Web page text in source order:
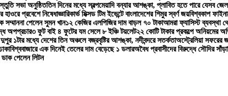
সভা অনুষ্ঠিততিন দিনের মধ্যে স্বল্পমেয়াদি বন্যার আশঙ্কা, প্লাবিত হতে পারে যেসব
হাওরে প্রবেশে নিষেধাজ্ঞারিকার্ভ মিক্সড টিম ইভেন্টে বাংলাদেশের শিমুর স্বর্ণ জয়বিশ্বকাপ
সম্মাননা পেলেন সুমন খান১২ কেজির এলপিজির দাম বাড়ল ৭০ টাকাআমরা ফ্যাসিস্ট ব্যবস্থা
অপপ্রচার৩ ফুট বাই ৪ ফুটের যম সেলে ৮ ইঞ্চি টয়লেট২২ কোটি টাকার প্রকল্পে অনিয়মের
দুপুর ১টার মধ্যে দেশের তিন অঞ্চলে বজ্রবৃষ্টির আশঙ্কা, নদীবন্দরে সতর্কতাঅস্ট্রেলিয়া সফরের
বিশ্ববাজারে এক দিনেই তেলের দাম বেড়েছে ১ ডলারঅবৈধ প্রবাসীদের বিরুদ্ধে সৌদির
ডাক পেলেন লিটন